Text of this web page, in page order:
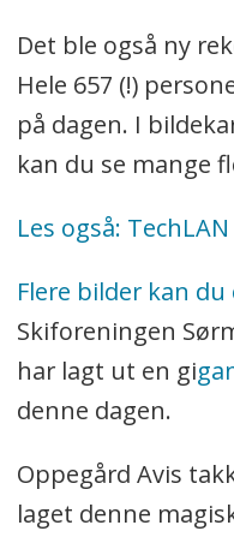
Det ble også ny
Hele 657 (!)
på dagen. I
kan du se mange
Les også:
Flere bilder kan du
Skiforeningen
har lagt ut en gi
denne dagen.
Oppegård Avis
laget denne